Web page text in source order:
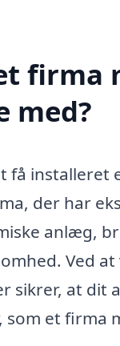
firma
med?
få
der har
anlæg,
Ved
sikrer, at
et firma